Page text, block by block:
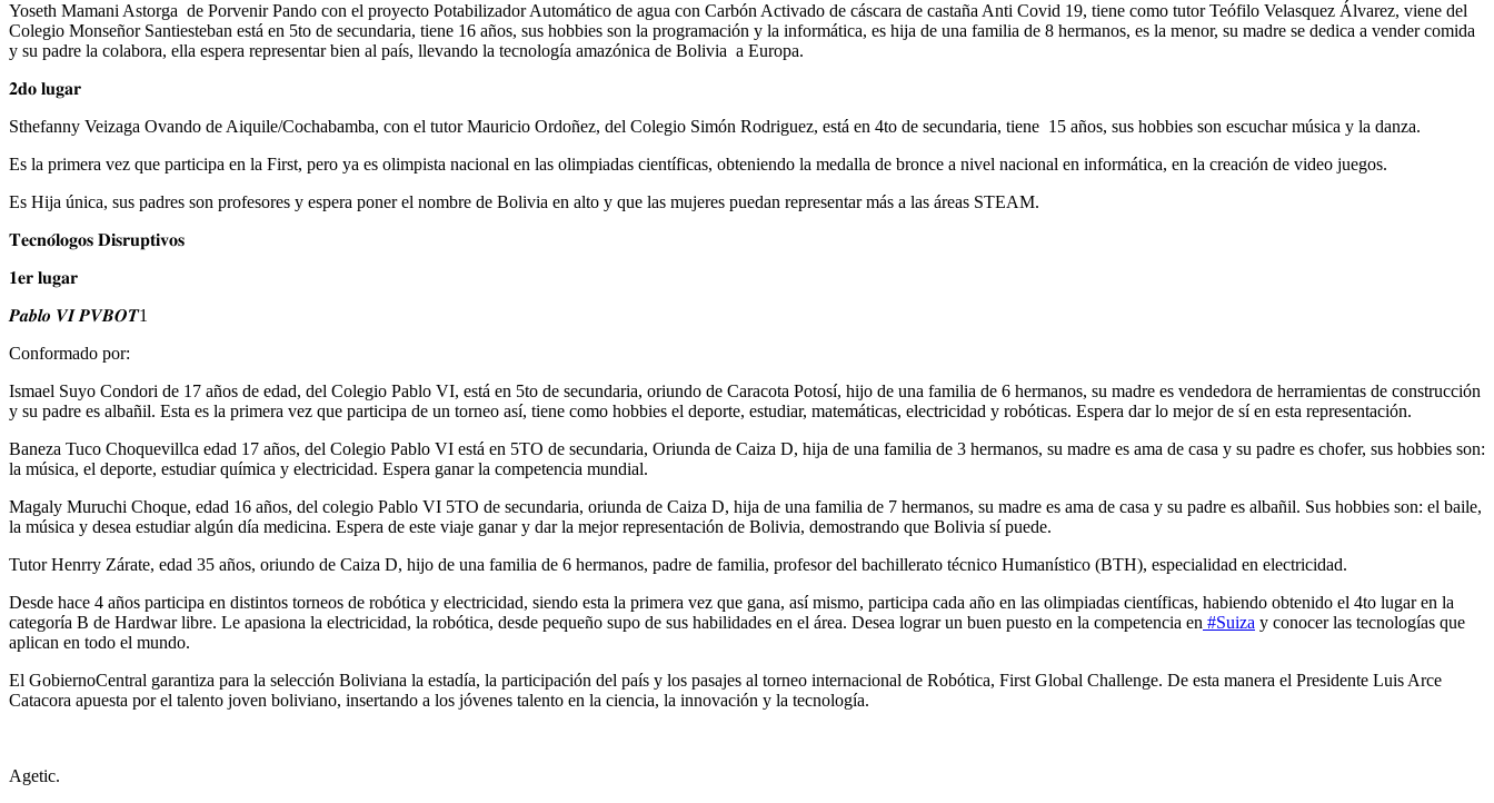
Yoseth Mamani Astorga de Porvenir Pando con el proyecto Potabilizador Automático de agua con Carbón Activado de cáscara de castaña Anti Covid 19, tiene como tutor Teófilo Velasquez Álvarez, viene del
Colegio Monseñor Santiesteban está en 5to de secundaria, tiene 16 años, sus hobbies son la programación y la informática, es hija de una familia de 8 hermanos, es la menor, su madre se dedica a vender comida
y su padre la colabora, ella espera representar bien al país, llevando la tecnología amazónica de Bolivia a Europa.
𝟐𝐝𝐨 𝐥𝐮𝐠𝐚𝐫
Sthefanny Veizaga Ovando de Aiquile/Cochabamba, con el tutor Mauricio Ordoñez, del Colegio Simón Rodriguez, está en 4to de secundaria, tiene 15 años, sus hobbies son escuchar música y la danza.
Es la primera vez que participa en la First, pero ya es olimpista nacional en las olimpiadas científicas, obteniendo la medalla de bronce a nivel nacional en informática, en la creación de video juegos.
Es Hija única, sus padres son profesores y espera poner el nombre de Bolivia en alto y que las mujeres puedan representar más a las áreas STEAM.
𝐓𝐞𝐜𝐧𝐨́𝐥𝐨𝐠𝐨𝐬 𝐃𝐢𝐬𝐫𝐮𝐩𝐭𝐢𝐯𝐨𝐬
𝟏𝐞𝐫 𝐥𝐮𝐠𝐚𝐫
𝑷𝒂𝒃𝒍𝒐 𝑽𝑰 𝑷𝑽𝑩𝑶𝑻1
Conformado por:
Ismael Suyo Condori de 17 años de edad, del Colegio Pablo VI, está en 5to de secundaria, oriundo de Caracota Potosí, hijo de una familia de 6 hermanos, su madre es vendedora de herramientas de construcción
y su padre es albañil. Esta es la primera vez que participa de un torneo así, tiene como hobbies el deporte, estudiar, matemáticas, electricidad y robóticas. Espera dar lo mejor de sí en esta representación.
Baneza Tuco Choquevillca edad 17 años, del Colegio Pablo VI está en 5TO de secundaria, Oriunda de Caiza D, hija de una familia de 3 hermanos, su madre es ama de casa y su padre es chofer, sus hobbies son:
la música, el deporte, estudiar química y electricidad. Espera ganar la competencia mundial.
Magaly Muruchi Choque, edad 16 años, del colegio Pablo VI 5TO de secundaria, oriunda de Caiza D, hija de una familia de 7 hermanos, su madre es ama de casa y su padre es albañil. Sus hobbies son: el baile,
la música y desea estudiar algún día medicina. Espera de este viaje ganar y dar la mejor representación de Bolivia, demostrando que Bolivia sí puede.
Tutor Henrry Zárate, edad 35 años, oriundo de Caiza D, hijo de una familia de 6 hermanos, padre de familia, profesor del bachillerato técnico Humanístico (BTH), especialidad en electricidad.
Desde hace 4 años participa en distintos torneos de robótica y electricidad, siendo esta la primera vez que gana, así mismo, participa cada año en las olimpiadas científicas, habiendo obtenido el 4to lugar en la
categoría B de Hardwar libre. Le apasiona la electricidad, la robótica, desde pequeño supo de sus habilidades en el área. Desea lograr un buen puesto en la competencia en #Suiza y conocer las tecnologías que
aplican en todo el mundo.
El GobiernoCentral garantiza para la selección Boliviana la estadía, la participación del país y los pasajes al torneo internacional de Robótica, First Global Challenge. De esta manera el Presidente Luis Arce
Catacora apuesta por el talento joven boliviano, insertando a los jóvenes talento en la ciencia, la innovación y la tecnología.
Agetic.